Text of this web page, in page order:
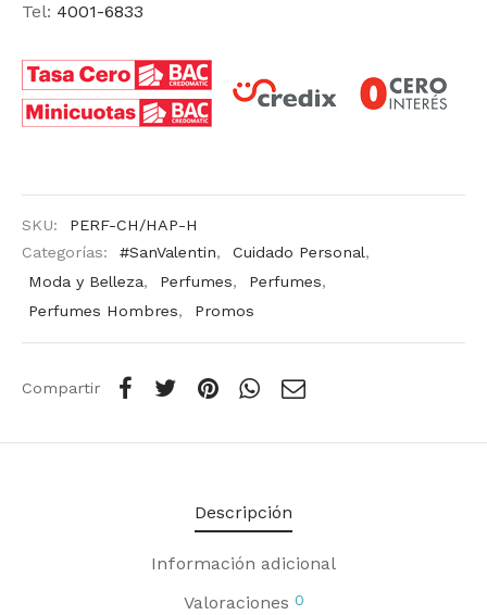
Tel: 4001-6833
SKU:
PERF-CH/HAP-H
Categorías:
#SanValentin, Cuidado Personal,
Moda y Belleza, Perfumes, Perfumes,
Perfumes Hombres, Promos
Compartir
Descripción
Información adicional
Valoraciones 0